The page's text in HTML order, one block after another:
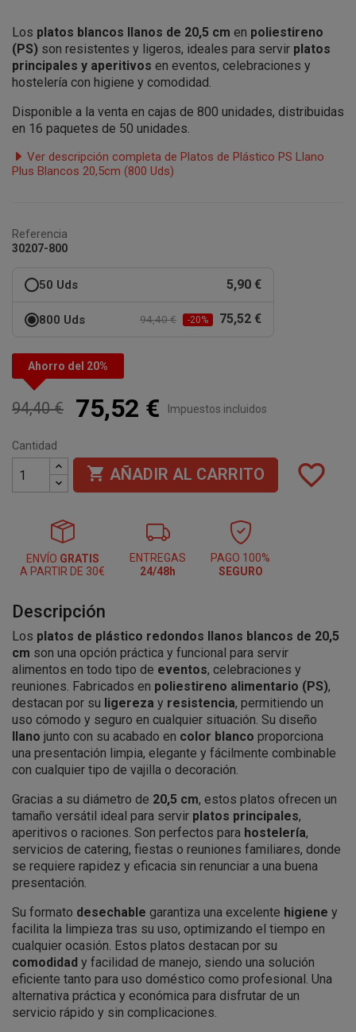
Los platos blancos llanos de 20,5 cm en poliestireno
(PS) son resistentes y ligeros, ideales para servir platos
principales y aperitivos en eventos, celebraciones y
hostelería con higiene y comodidad.
Disponible a la venta en cajas de 800 unidades, distribuidas
en 16 paquetes de 50 unidades.
Ver descripción completa de Platos de Plástico PS Llano
Plus Blancos 20,5cm (800 Uds)
Referencia
30207-800
50 Uds 5,90 €
800 Uds 94,40 € -20% 75,52 €
Ahorro del 20%
94,40 € 75,52 € Impuestos incluidos
Cantidad
 AÑADIR AL CARRITO favorite_border
ENVÍO GRATIS
A PARTIR DE 30€
ENTREGAS
24/48h
PAGO 100%
SEGURO
Descripción
Los platos de plástico redondos llanos blancos de 20,5
cm son una opción práctica y funcional para servir
alimentos en todo tipo de eventos, celebraciones y
reuniones. Fabricados en poliestireno alimentario (PS),
destacan por su ligereza y resistencia, permitiendo un
uso cómodo y seguro en cualquier situación. Su diseño
llano junto con su acabado en color blanco proporciona
una presentación limpia, elegante y fácilmente combinable
con cualquier tipo de vajilla o decoración.
Gracias a su diámetro de 20,5 cm, estos platos ofrecen un
tamaño versátil ideal para servir platos principales,
aperitivos o raciones. Son perfectos para hostelería,
servicios de catering, fiestas o reuniones familiares, donde
se requiere rapidez y eficacia sin renunciar a una buena
presentación.
Su formato desechable garantiza una excelente higiene y
facilita la limpieza tras su uso, optimizando el tiempo en
cualquier ocasión. Estos platos destacan por su
comodidad y facilidad de manejo, siendo una solución
eficiente tanto para uso doméstico como profesional. Una
alternativa práctica y económica para disfrutar de un
servicio rápido y sin complicaciones.